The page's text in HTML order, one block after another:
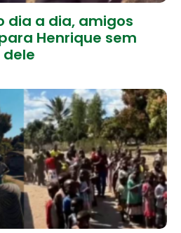
dia a dia, amigos
Henrique sem